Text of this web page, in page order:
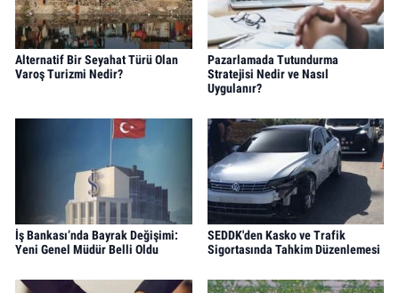
Alternatif Bir Seyahat Türü Olan
Varoş Turizmi Nedir?
Pazarlamada Tutundurma
Stratejisi Nedir ve Nasıl
Uygulanır?
İş Bankası’nda Bayrak Değişimi:
Yeni Genel Müdür Belli Oldu
SEDDK'den Kasko ve Trafik
Sigortasında Tahkim Düzenlemesi